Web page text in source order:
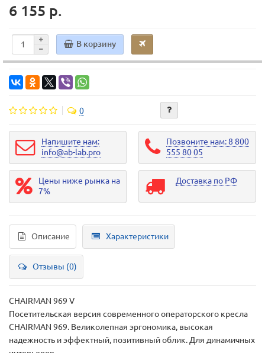
6 155 р.
В корзину
0
Напишите нам:
info@ab-lab.pro
Позвоните нам: 8 800
555 80 05
Цены ниже рынка на
7%
Доставка по РФ
Описание Характеристики
Отзывы (0)
CHAIRMAN 969 V
Посетительская версия современного операторского кресла
CHAIRMAN 969. Великолепная эргономика, высокая
надежность и эффектный, позитивный облик. Для динамичных